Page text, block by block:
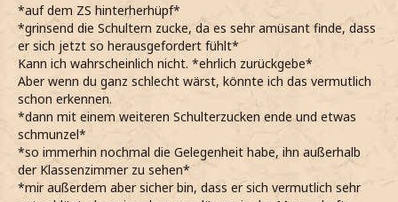
*auf dem ZS hinterherhüpf*
*grinsend die Schultern zucke, da es sehr amüsant finde, dass
er sich jetzt so herausgefordert fühlt*
Kann ich wahrscheinlich nicht. *ehrlich zurückgebe*
Aber wenn du ganz schlecht wärst, könnte ich das vermutlich
schon erkennen.
*dann mit einem weiteren Schulterzucken ende und etwas
schmunzel*
*so immerhin nochmal die Gelegenheit habe, ihn außerhalb
der Klassenzimmer zu sehen*
*mir außerdem aber sicher bin, dass er sich vermutlich sehr